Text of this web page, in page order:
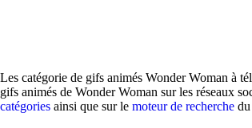
Les catégorie de gifs animés Wonder Woman à
gifs animés de Wonder Woman sur les réseaux
catégories ainsi que sur le moteur de recherche du